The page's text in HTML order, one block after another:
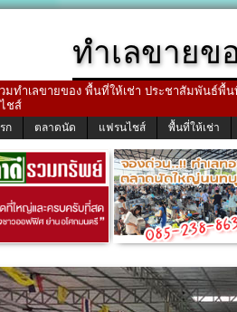
ทำเลขายข
มทำเลขายของ พื้นที่ให้เช่า ประชาสัมพันธ์พื้
ชส์
ก ตลาดนัด แฟรนไชส์ พื้นที่ให้เช่า